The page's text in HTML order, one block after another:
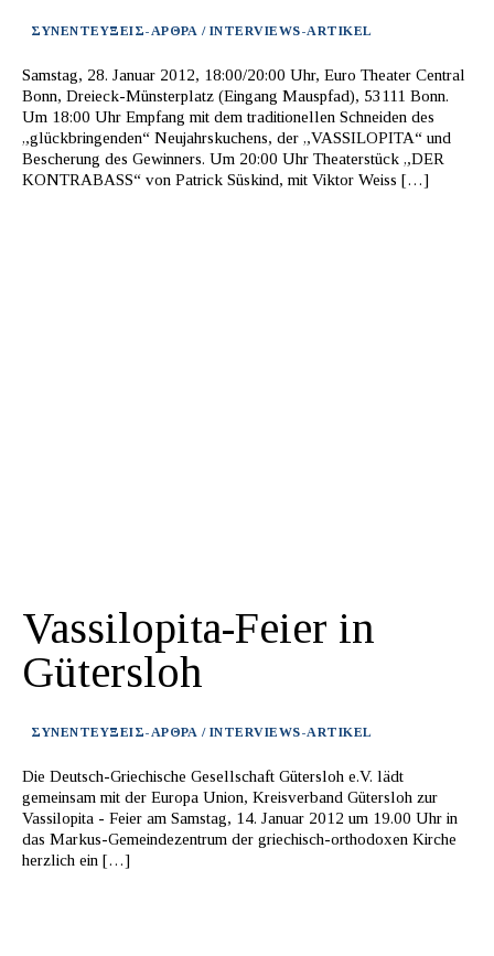
ΣΥΝΕΝΤΕΥΞΕΙΣ-ΑΡΘΡΑ / INTERVIEWS-ARTIKEL
Samstag, 28. Januar 2012, 18:00/20:00 Uhr, Euro Theater Central
Bonn, Dreieck-Münsterplatz (Eingang Mauspfad), 53111 Bonn.
Um 18:00 Uhr Empfang mit dem traditionellen Schneiden des
„glückbringenden“ Neujahrskuchens, der „VASSILOPITA“ und
Bescherung des Gewinners. Um 20:00 Uhr Theaterstück „DER
KONTRABASS“ von Patrick Süskind, mit Viktor Weiss […]
Vassilopita-Feier in
Gütersloh
ΣΥΝΕΝΤΕΥΞΕΙΣ-ΑΡΘΡΑ / INTERVIEWS-ARTIKEL
Die Deutsch-Griechische Gesellschaft Gütersloh e.V. lädt
gemeinsam mit der Europa Union, Kreisverband Gütersloh zur
Vassilopita - Feier am Samstag, 14. Januar 2012 um 19.00 Uhr in
das Markus-Gemeindezentrum der griechisch-orthodoxen Kirche
herzlich ein […]